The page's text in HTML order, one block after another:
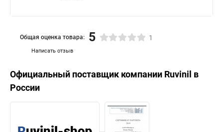
Написать отзыв
Общая оценка товара: 5 1
Официальный поставщик компании Ruvinil в
России